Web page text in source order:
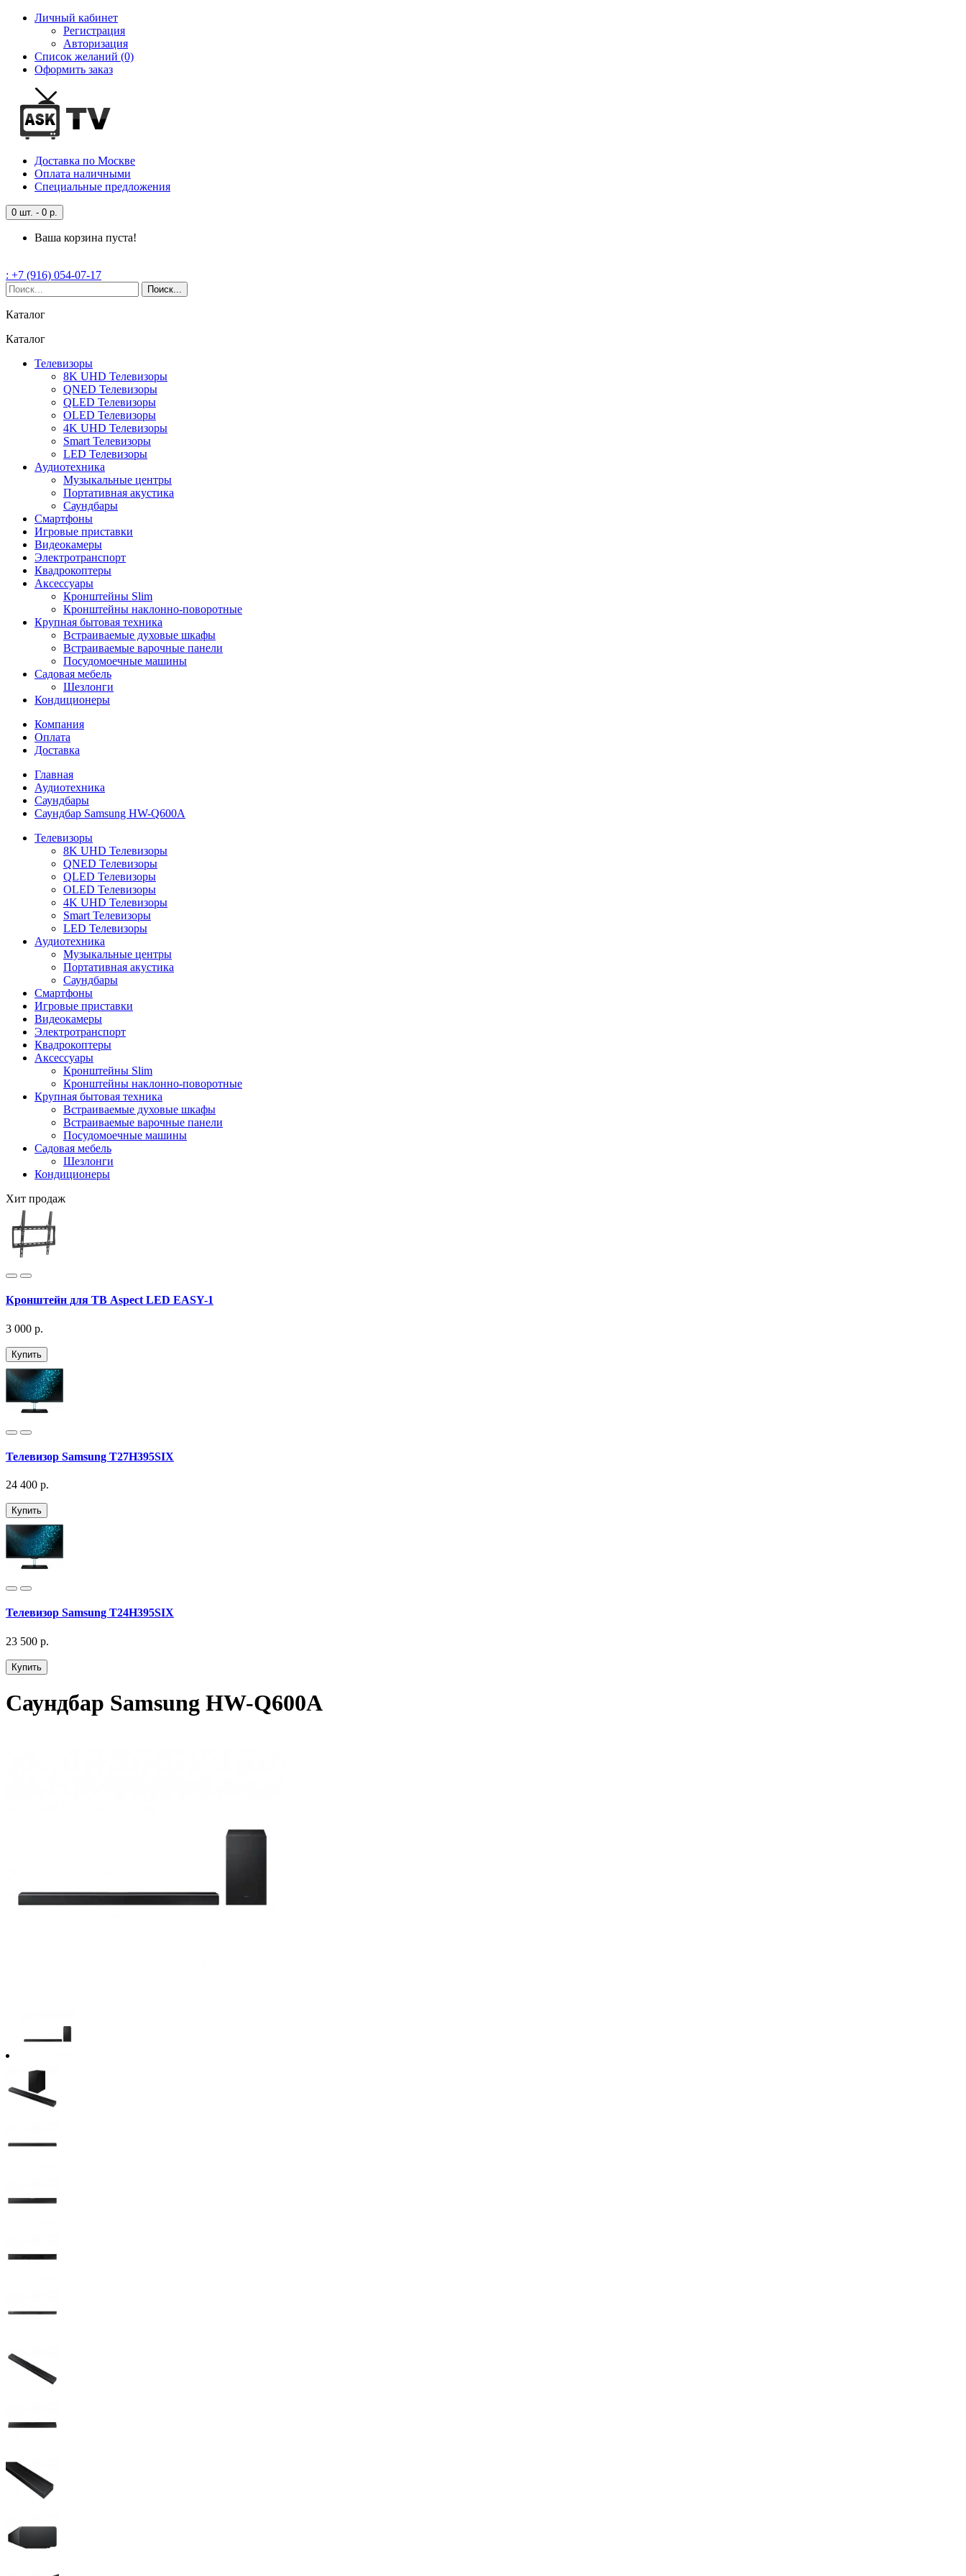
Личный кабинет
Регистрация
Авторизация
Список желаний (0)
Оформить заказ
Доставка по Москве
Оплата наличными
Специальные предложения
0 шт. - 0 р.
Ваша корзина пуста!
: +7 (916) 054-07-17
Поиск...
Каталог
Каталог
Телевизоры
8K UHD Телевизоры
QNED Телевизоры
QLED Телевизоры
OLED Телевизоры
4K UHD Телевизоры
Smart Телевизоры
LED Телевизоры
Аудиотехника
Музыкальные центры
Портативная акустика
Саундбары
Смартфоны
Игровые приставки
Видеокамеры
Электротранспорт
Квадрокоптеры
Аксессуары
Кронштейны Slim
Кронштейны наклонно-поворотные
Крупная бытовая техника
Встраиваемые духовые шкафы
Встраиваемые варочные панели
Посудомоечные машины
Садовая мебель
Шезлонги
Кондиционеры
Компания
Оплата
Доставка
Главная
Аудиотехника
Саундбары
Саундбар Samsung HW-Q600A
Телевизоры
8K UHD Телевизоры
QNED Телевизоры
QLED Телевизоры
OLED Телевизоры
4K UHD Телевизоры
Smart Телевизоры
LED Телевизоры
Аудиотехника
Музыкальные центры
Портативная акустика
Саундбары
Смартфоны
Игровые приставки
Видеокамеры
Электротранспорт
Квадрокоптеры
Аксессуары
Кронштейны Slim
Кронштейны наклонно-поворотные
Крупная бытовая техника
Встраиваемые духовые шкафы
Встраиваемые варочные панели
Посудомоечные машины
Садовая мебель
Шезлонги
Кондиционеры
Хит продаж
Кронштейн для ТВ Aspect LED EASY-1
3 000 р.
Купить
Телевизор Samsung T27H395SIX
24 400 р.
Купить
Телевизор Samsung T24H395SIX
23 500 р.
Купить
Саундбар Samsung HW-Q600A